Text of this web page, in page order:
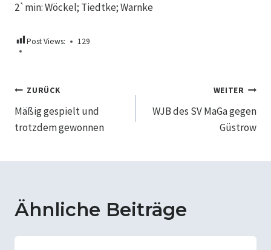
2`min: Wöckel; Tiedtke; Warnke
Post Views: 129
Beitragsnavigation
ZURÜCK
Mäßig gespielt und
trotzdem gewonnen
WEITER
WJB des SV MaGa gegen
Güstrow
Ähnliche Beiträge